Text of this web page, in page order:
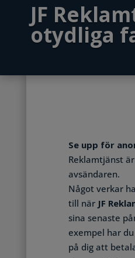
JF
otydliga
Se upp för
Reklamtjänst
avsändaren.
Något verkar
till när JF
sina senaste
exempel har
på dig att